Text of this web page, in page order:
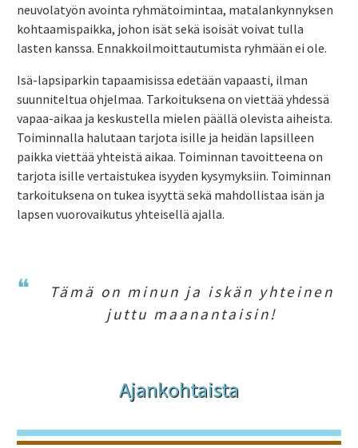
neuvolatyön avointa ryhmätoimintaa, matalankynnyksen
kohtaamispaikka, johon isät sekä isoisät voivat tulla
lasten kanssa. Ennakkoilmoittautumista ryhmään ei ole.
Isä-lapsiparkin tapaamisissa edetään vapaasti, ilman
suunniteltua ohjelmaa. Tarkoituksena on viettää yhdessä
vapaa-aikaa ja keskustella mielen päällä olevista aiheista.
Toiminnalla halutaan tarjota isille ja heidän lapsilleen
paikka viettää yhteistä aikaa. Toiminnan tavoitteena on
tarjota isille vertaistukea isyyden kysymyksiin. Toiminnan
tarkoituksena on tukea isyyttä sekä mahdollistaa isän ja
lapsen vuorovaikutus yhteisellä ajalla.
Tämä on minun ja iskän yhteinen
juttu maanantaisin!
Ajankohtaista